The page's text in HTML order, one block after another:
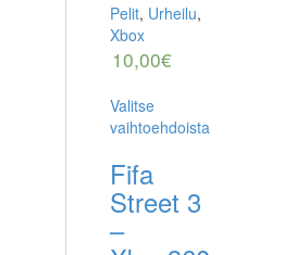
Pelit, Urheilu,
Xbox
10,00€
Valitse
vaihtoehdoista
Fifa
Street 3
–